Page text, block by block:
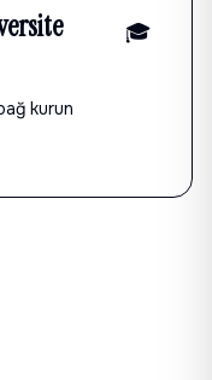
🎓
kurun